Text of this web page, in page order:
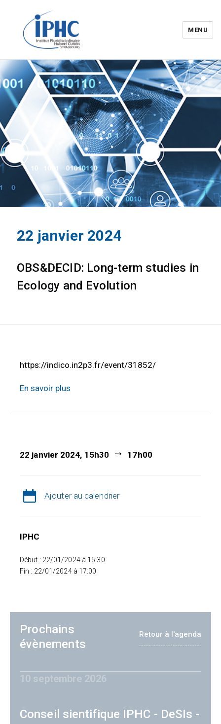
Institut pluridisciplinaire Hubert
Curien – IPHC
MENU
22 janvier 2024
OBS&DECID: Long-term studies in
Ecology and Evolution
https://indico.in2p3.fr/event/31852/
En savoir plus
22 janvier 2024, 15h30 17h00
Ajouter au calendrier
IPHC
Début : 22/01/2024 à 15:30
Fin : 22/01/2024 à 17:00
Prochains
évènements
Retour à l'agenda
10 septembre 2026
Conseil sientifique IPHC - DeSIs -